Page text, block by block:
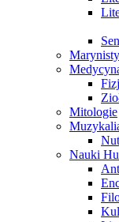
Mitologie
Nauki